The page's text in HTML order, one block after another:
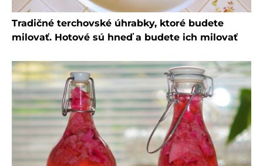
Tradičné terchovské úhrabky, ktoré budete
milovať. Hotové sú hneď a budete ich milovať